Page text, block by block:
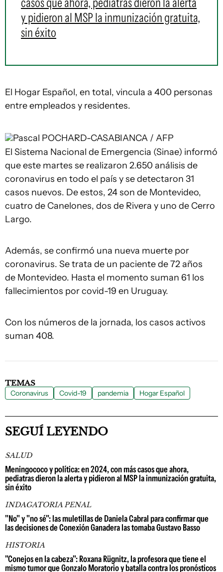
y pidieron al MSP la inmunización gratuita,
sin éxito
El Hogar Español, en total, vincula a 400 personas
entre empleados y residentes.
Pascal POCHARD-CASABIANCA / AFP
El Sistema Nacional de Emergencia (Sinae) informó
que este martes se realizaron 2.650 análisis de
coronavirus en todo el país y se detectaron 31
casos nuevos. De estos, 24 son de Montevideo,
cuatro de Canelones, dos de Rivera y uno de Cerro
Largo.
Además, se confirmó una nueva muerte por
coronavirus. Se trata de un paciente de 72 años
de Montevideo. Hasta el momento suman 61 los
fallecimientos por covid-19 en Uruguay.
Con los números de la jornada, los casos activos
suman 408.
TEMAS
Coronavirus Covid-19 pandemia Hogar Español
SEGUÍ LEYENDO
SALUD
Meningococo y política: en 2024, con más casos que ahora,
pediatras dieron la alerta y pidieron al MSP la inmunización gratuita,
sin éxito
INDAGATORIA PENAL
"No" y "no sé": las muletillas de Daniela Cabral para confirmar que
las decisiones de Conexión Ganadera las tomaba Gustavo Basso
HISTORIA
"Conejos en la cabeza": Roxana Rügnitz, la profesora que tiene el
mismo tumor que Gonzalo Moratorio y batalla contra los pronósticos